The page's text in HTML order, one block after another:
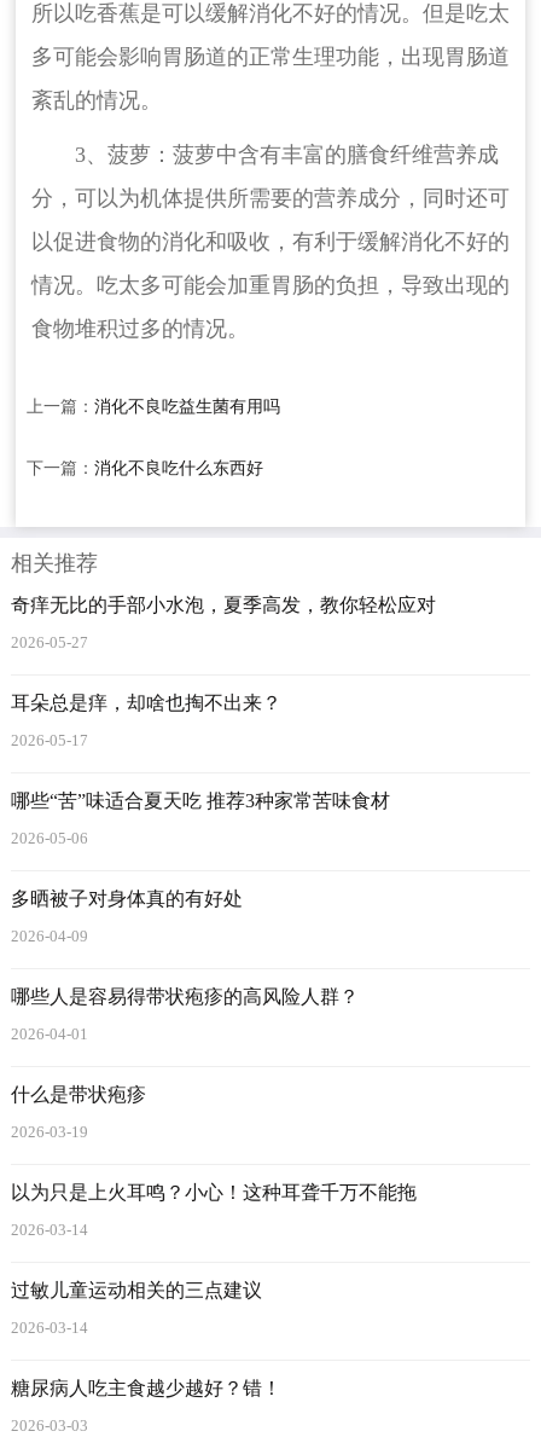
所以吃香蕉是可以缓解消化不好的情况。但是吃太
多可能会影响胃肠道的正常生理功能，出现胃肠道
紊乱的情况。
3、菠萝：菠萝中含有丰富的膳食纤维营养成
分，可以为机体提供所需要的营养成分，同时还可
以促进食物的消化和吸收，有利于缓解消化不好的
情况。吃太多可能会加重胃肠的负担，导致出现的
食物堆积过多的情况。
上一篇： 消化不良吃益生菌有用吗
下一篇： 消化不良吃什么东西好
相关推荐
奇痒无比的手部小水泡，夏季高发，教你轻松应对
2026-05-27
耳朵总是痒，却啥也掏不出来？
2026-05-17
哪些“苦”味适合夏天吃 推荐3种家常苦味食材
2026-05-06
多晒被子对身体真的有好处
2026-04-09
哪些人是容易得带状疱疹的高风险人群？
2026-04-01
什么是带状疱疹
2026-03-19
以为只是上火耳鸣？小心！这种耳聋千万不能拖
2026-03-14
过敏儿童运动相关的三点建议
2026-03-14
糖尿病人吃主食越少越好？错！
2026-03-03